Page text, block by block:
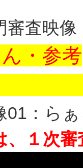
査映像
・参考
01：ら
、１次